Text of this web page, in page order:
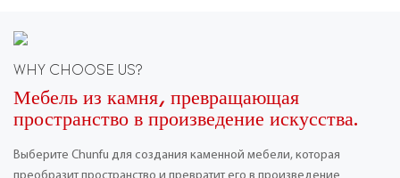
WHY CHOOSE US?
Мебель из камня, превращающая
пространство в произведение искусства.
Выберите Chunfu для создания каменной мебели, которая